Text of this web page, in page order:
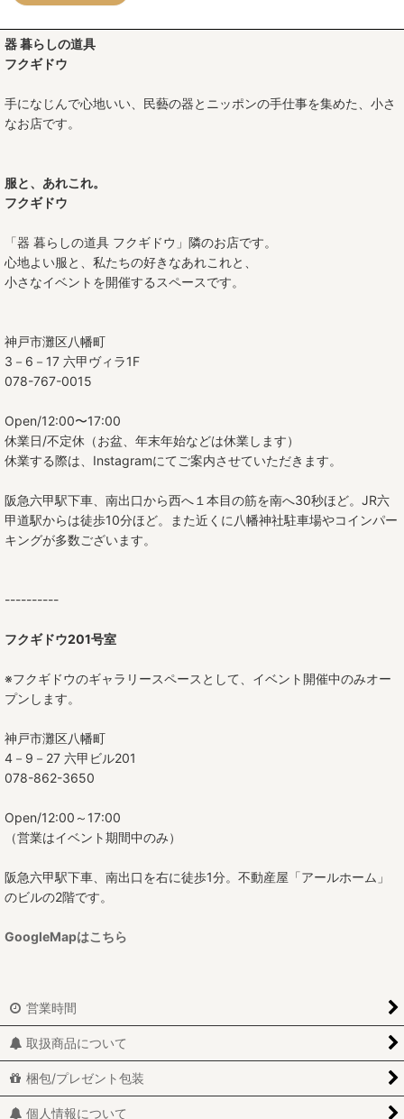
器 暮らしの道具
フクギドウ
手になじんで心地いい、民藝の器とニッポンの手仕事を集めた、小さ
なお店です。
服と、あれこれ。
フクギドウ
「器 暮らしの道具 フクギドウ」隣のお店です。
心地よい服と、私たちの好きなあれこれと、
小さなイベントを開催するスペースです。
神戸市灘区八幡町
3－6－17 六甲ヴィラ1F
078-767-0015
Open/12:00〜17:00
休業日/不定休（お盆、年末年始などは休業します）
休業する際は、Instagramにてご案内させていただきます。
阪急六甲駅下車、南出口から西へ１本目の筋を南へ30秒ほど。JR六
甲道駅からは徒歩10分ほど。また近くに八幡神社駐車場やコインパー
キングが多数ございます。
----------
フクギドウ201号室
※フクギドウのギャラリースペースとして、イベント開催中のみオー
プンします。
神戸市灘区八幡町
4－9－27 六甲ビル201
078-862-3650
Open/12:00～17:00
（営業はイベント期間中のみ）
阪急六甲駅下車、南出口を右に徒歩1分。不動産屋「アールホーム」
のビルの2階です。
GoogleMapはこちら
営業時間
取扱商品について
梱包/プレゼント包装
個人情報について